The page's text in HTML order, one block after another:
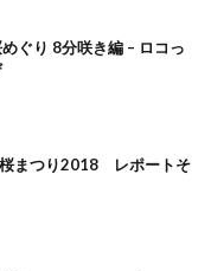
ぐり 8分咲き編 – ロコっ
まつり2018 レポートそ